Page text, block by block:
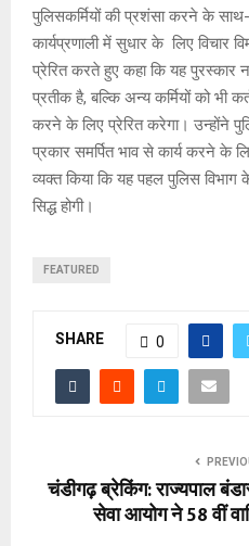
पुलिसकर्मियों की प्रशंसा करने के
कार्यप्रणाली में सुधार के लिए विचार
प्रेरित करते हुए कहा कि यह
प्रतीक है, बल्कि अन्य कर्मियों को भी
करने के लिए प्रेरित करेगा। उन्होंने
प्रकार समर्पित भाव से कार्य करने के
व्यक्त किया कि यह पहल पुलिस
सिद्ध होगी।
FEATURED
SHARE 0
चंडीगढ़ ब्रेकिंग: राज्यपाल
सेवा आयोग ने 58 वीं